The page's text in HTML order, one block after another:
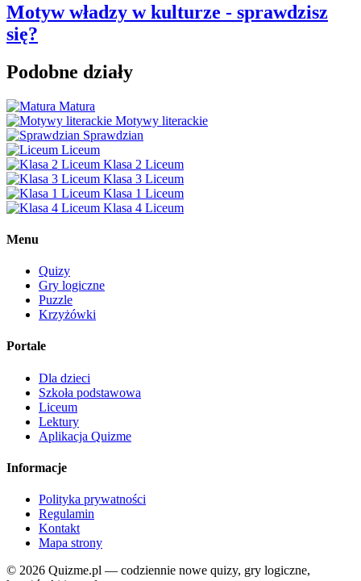
Motyw władzy w kulturze - sprawdzisz
się?
Podobne działy
Matura
Motywy literackie
Sprawdzian
Liceum
Klasa 2 Liceum
Klasa 3 Liceum
Klasa 1 Liceum
Klasa 4 Liceum
Menu
Quizy
Gry logiczne
Puzzle
Krzyżówki
Portale
Dla dzieci
Szkoła podstawowa
Liceum
Lektury
Aplikacja Quizme
Informacje
Polityka prywatności
Regulamin
Kontakt
Mapa strony
© 2026 Quizme.pl — codziennie nowe quizy, gry logiczne,